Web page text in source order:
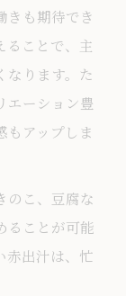
きも期待でき
ることで、主
なります。た
エーション豊
もアップしま
のこ、豆腐な
ることが可能
赤出汁は、忙